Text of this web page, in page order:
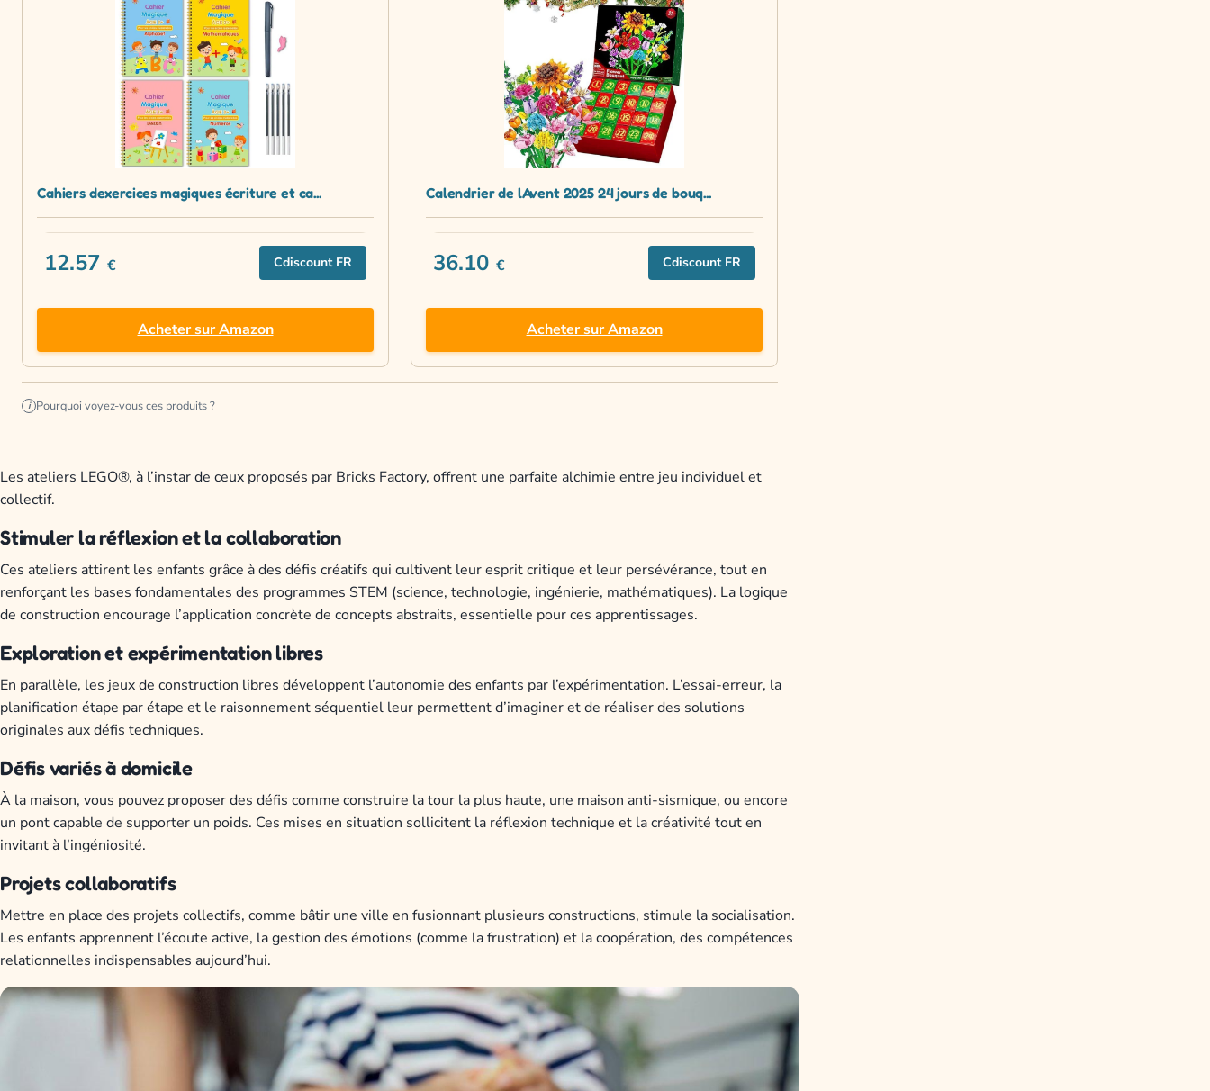
Cahiers dexercices magiques écriture et ca...
12.57 € Cdiscount FR
Acheter sur Amazon
Calendrier de lAvent 2025 24 jours de bouq...
36.10 € Cdiscount FR
Acheter sur Amazon
i Pourquoi voyez-vous ces produits ?
Les ateliers LEGO®, à l’instar de ceux proposés par Bricks Factory, offrent une parfaite alchimie entre jeu individuel et
collectif.
Stimuler la réflexion et la collaboration
Ces ateliers attirent les enfants grâce à des défis créatifs qui cultivent leur esprit critique et leur persévérance, tout en
renforçant les bases fondamentales des programmes STEM (science, technologie, ingénierie, mathématiques). La logique
de construction encourage l’application concrète de concepts abstraits, essentielle pour ces apprentissages.
Exploration et expérimentation libres
En parallèle, les jeux de construction libres développent l’autonomie des enfants par l’expérimentation. L’essai-erreur, la
planification étape par étape et le raisonnement séquentiel leur permettent d’imaginer et de réaliser des solutions
originales aux défis techniques.
Défis variés à domicile
À la maison, vous pouvez proposer des défis comme construire la tour la plus haute, une maison anti-sismique, ou encore
un pont capable de supporter un poids. Ces mises en situation sollicitent la réflexion technique et la créativité tout en
invitant à l’ingéniosité.
Projets collaboratifs
Mettre en place des projets collectifs, comme bâtir une ville en fusionnant plusieurs constructions, stimule la socialisation.
Les enfants apprennent l’écoute active, la gestion des émotions (comme la frustration) et la coopération, des compétences
relationnelles indispensables aujourd’hui.